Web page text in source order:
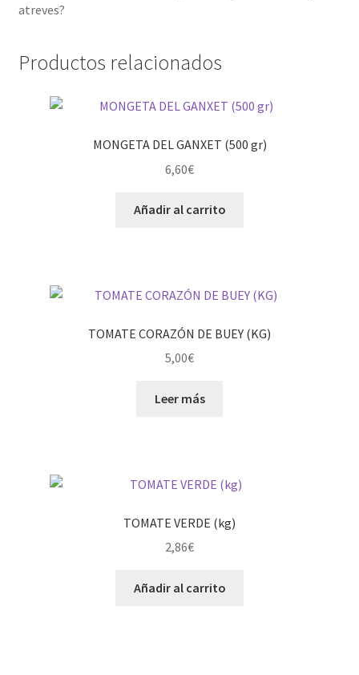
atreves?
Productos relacionados
MONGETA DEL GANXET (500 gr)
6,60€
Añadir al carrito
TOMATE CORAZÓN DE BUEY (KG)
5,00€
Leer más
TOMATE VERDE (kg)
2,86€
Añadir al carrito